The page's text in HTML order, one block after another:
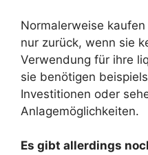
Normalerweise
nur zurück, wenn sie
Verwendung für ihre
sie benötigen
Investitionen oder
Anlagemöglichkeiten.
Es gibt allerdings